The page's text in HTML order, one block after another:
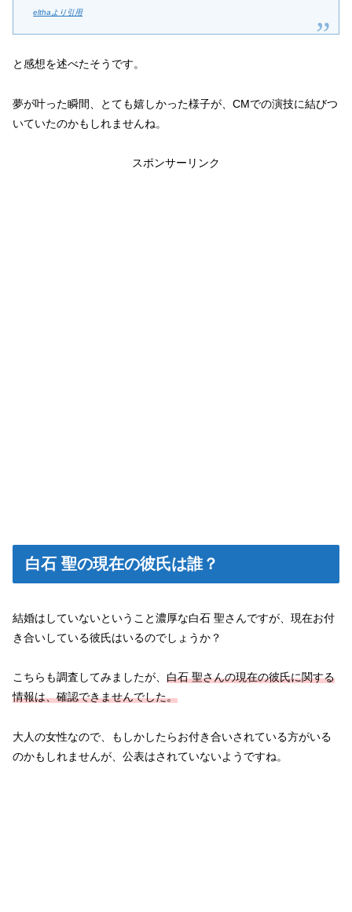
elthaより引用
と感想を述べたそうです。
夢が叶った瞬間、とても嬉しかった様子が、CMでの演技に結びつ
いていたのかもしれませんね。
スポンサーリンク
白石 聖の現在の彼氏は誰？
結婚はしていないということ濃厚な白石 聖さんですが、現在お付
き合いしている彼氏はいるのでしょうか？
こちらも調査してみましたが、 白石 聖さんの現在の彼氏に関する
情報は、確認できませんでした。
大人の女性なので、もしかしたらお付き合いされている方がいる
のかもしれませんが、公表はされていないようですね。